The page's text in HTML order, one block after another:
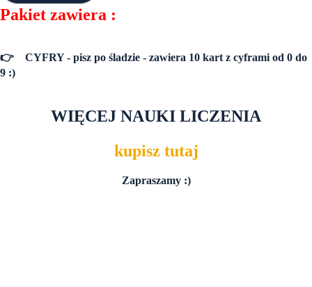
Pakiet zawiera :
👉 CYFRY - pisz po śladzie - zawiera 10 kart z cyframi od 0 do
9 :)
WIĘCEJ NAUKI LICZENIA
kupisz tutaj
Zapraszamy :)